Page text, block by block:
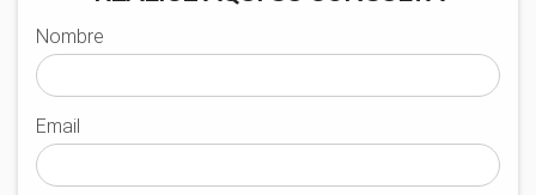
Nombre
Email